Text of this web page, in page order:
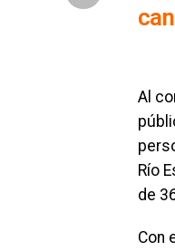
Al
Río
de
Con